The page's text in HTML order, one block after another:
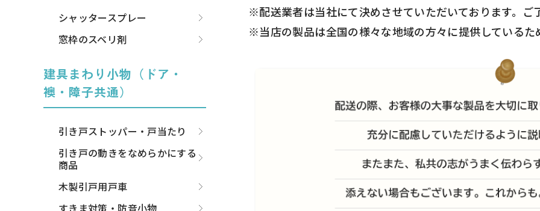
※配送業者は当社にて決めさせていただいております。ご
※当店の製品は全国の様々な地域の方々に提供している
シャッタースプレー
窓枠のスベリ剤
建具まわり小物（ドア・
襖・障子共通）
引き戸ストッパー・戸当たり
引き戸の動きをなめらかにする
商品
木製引戸用戸車